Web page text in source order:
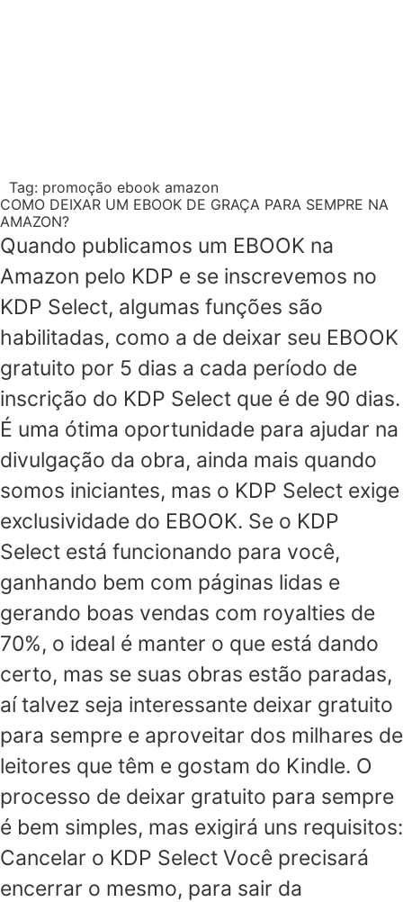
Tag: promoção ebook amazon
COMO DEIXAR UM EBOOK DE GRAÇA PARA SEMPRE NA
AMAZON?
Quando publicamos um EBOOK na
Amazon pelo KDP e se inscrevemos no
KDP Select, algumas funções são
habilitadas, como a de deixar seu EBOOK
gratuito por 5 dias a cada período de
inscrição do KDP Select que é de 90 dias.
É uma ótima oportunidade para ajudar na
divulgação da obra, ainda mais quando
somos iniciantes, mas o KDP Select exige
exclusividade do EBOOK. Se o KDP
Select está funcionando para você,
ganhando bem com páginas lidas e
gerando boas vendas com royalties de
70%, o ideal é manter o que está dando
certo, mas se suas obras estão paradas,
aí talvez seja interessante deixar gratuito
para sempre e aproveitar dos milhares de
leitores que têm e gostam do Kindle. O
processo de deixar gratuito para sempre
é bem simples, mas exigirá uns requisitos:
Cancelar o KDP Select Você precisará
encerrar o mesmo, para sair da